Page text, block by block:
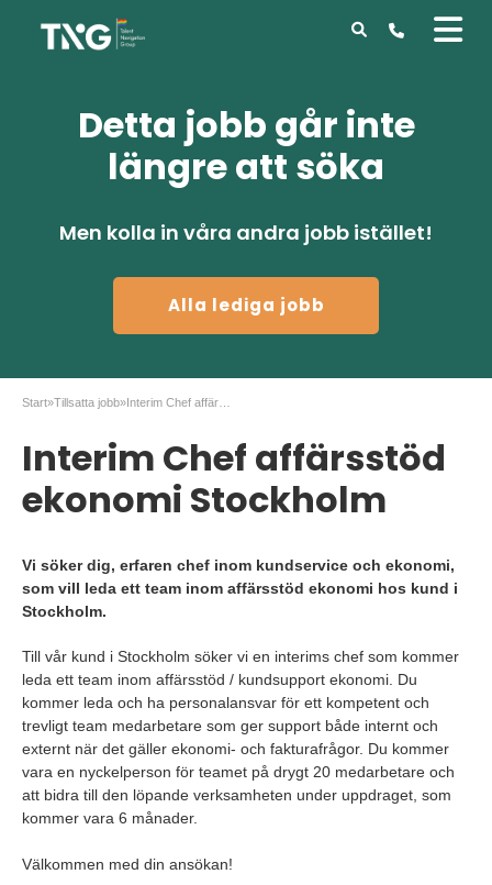
Detta jobb går inte
längre att söka
Men kolla in våra andra jobb istället!
Alla lediga jobb
Start»Tillsatta jobb»
Interim Chef affärsstöd
ekonomi Stockholm
Vi söker dig, erfaren chef inom kundservice och ekonomi,
som vill leda ett team inom affärsstöd ekonomi hos kund i
Stockholm.
Till vår kund i Stockholm söker vi en interims chef som kommer
leda ett team inom affärsstöd / kundsupport ekonomi. Du
kommer leda och ha personalansvar för ett kompetent och
trevligt team medarbetare som ger support både internt och
externt när det gäller ekonomi- och fakturafrågor. Du kommer
vara en nyckelperson för teamet på drygt 20 medarbetare och
att bidra till den löpande verksamheten under uppdraget, som
kommer vara 6 månader.
Välkommen med din ansökan!